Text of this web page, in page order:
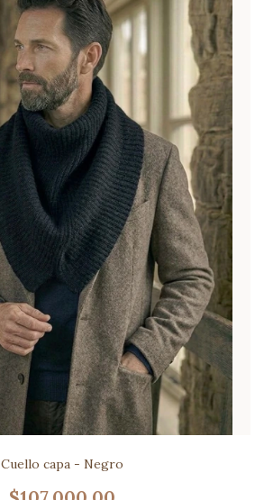
Cuello capa - Negro